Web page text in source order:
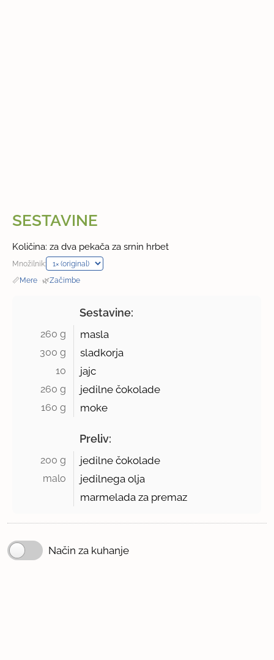
SESTAVINE
Količina: za dva pekača za srnin hrbet
Množilnik:
📏Mere · 🌿Začimbe
Sestavine:
260 g masla
300 g sladkorja
10 jajc
260 g jedilne čokolade
160 g moke
Preliv:
200 g jedilne čokolade
malo
jedilnega olja
marmelada za premaz
Način za kuhanje